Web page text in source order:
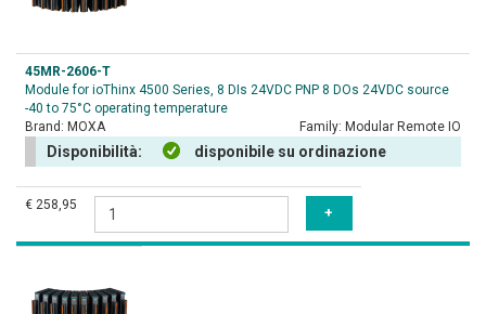
45MR-2606-T
Module for ioThinx 4500 Series, 8 DIs 24VDC PNP 8 DOs 24VDC source
-40 to 75°C operating temperature
Brand: MOXA Family: Modular Remote IO
Disponibilità: disponibile su ordinazione
€ 258,95